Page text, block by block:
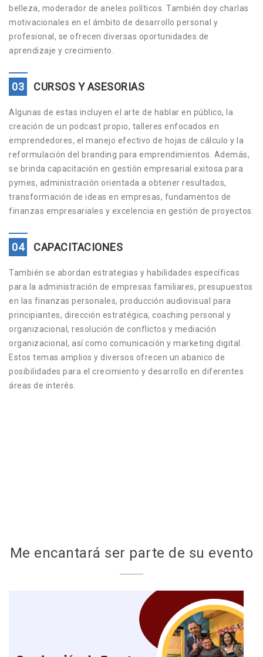
belleza, moderador de aneles políticos. También doy charlas
motivacionales en el ámbito de desarrollo personal y
profesional, se ofrecen diversas oportunidades de
aprendizaje y crecimiento.
03 CURSOS Y ASESORIAS
Algunas de estas incluyen el arte de hablar en público, la
creación de un podcast propio, talleres enfocados en
emprendedores, el manejo efectivo de hojas de cálculo y la
reformulación del branding para emprendimientos. Además,
se brinda capacitación en gestión empresarial exitosa para
pymes, administración orientada a obtener resultados,
transformación de ideas en empresas, fundamentos de
finanzas empresariales y excelencia en gestión de proyectos.
04 CAPACITACIONES
También se abordan estrategias y habilidades específicas
para la administración de empresas familiares, presupuestos
en las finanzas personales, producción audiovisual para
principiantes, dirección estratégica, coaching personal y
organizacional, resolución de conflictos y mediación
organizacional, así como comunicación y marketing digital.
Estos temas amplios y diversos ofrecen un abanico de
posibilidades para el crecimiento y desarrollo en diferentes
áreas de interés.
Me encantará ser parte de su evento